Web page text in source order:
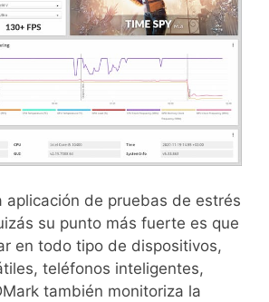
aplicación de pruebas de estrés
su punto más fuerte es que
en todo tipo de dispositivos,
teléfonos inteligentes,
también monitoriza la